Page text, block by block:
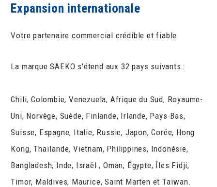
Expansion internationale
Votre partenaire commercial crédible et fiable
La marque SAEKO s'étend aux 32 pays suivants :
Chili, Colombie, Venezuela, Afrique du Sud, Royaume-
Uni, Norvège, Suède, Finlande, Irlande, Pays-Bas,
Suisse, Espagne, Italie, Russie, Japon, Corée, Hong
Kong, Thaïlande, Vietnam, Philippines, Indonésie,
Bangladesh, Inde, Israël , Oman, Égypte, Îles Fidji,
Timor, Maldives, Maurice, Saint Marten et Taïwan.